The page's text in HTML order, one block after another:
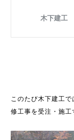
このたび木下建工
修工事を受注・施工